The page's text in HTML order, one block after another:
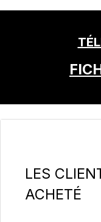
Ignorer la galerie
LES
ACHETÉ